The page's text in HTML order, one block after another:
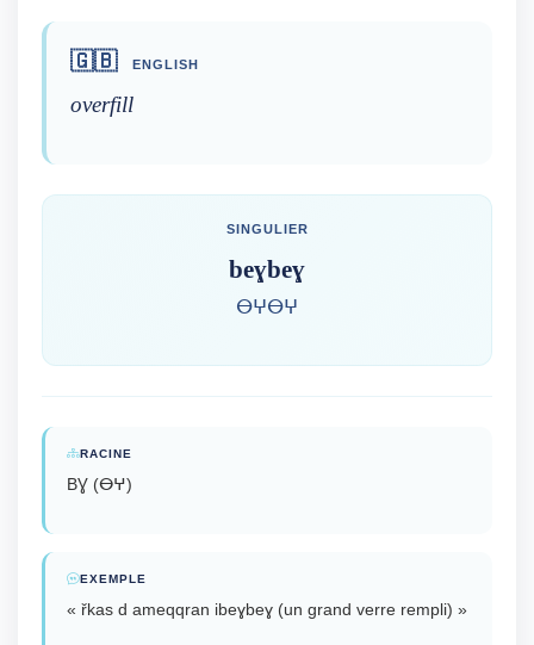
🇬🇧 ENGLISH
overfill
SINGULIER
beɣbeɣ
ⴱⵖⴱⵖ
RACINE
BƔ (ⴱⵖ)
EXEMPLE
« řkas d ameqqran ibeɣbeɣ (un grand verre rempli) »